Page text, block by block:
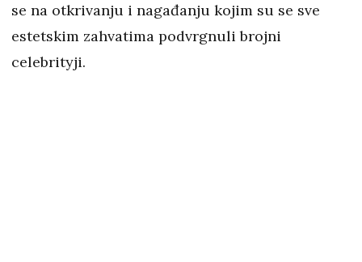
se na otkrivanju i nagađanju kojim su se sve
estetskim zahvatima podvrgnuli brojni
celebrityji.